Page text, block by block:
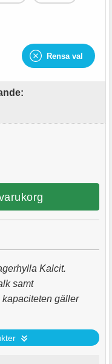
Rensa val
Kalcit.
samt
gäller